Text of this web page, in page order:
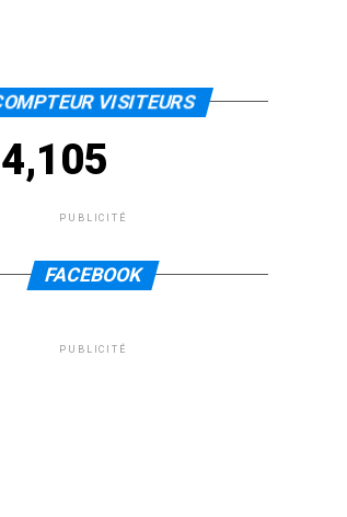
VISITEURS
PUBLICITÉ
FACEBOOK
PUBLICITÉ